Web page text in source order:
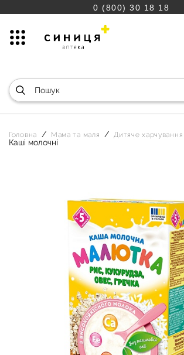
0 (800) 30 18 18
Головна Мама та маля Дитяче харчування
Каші молочні